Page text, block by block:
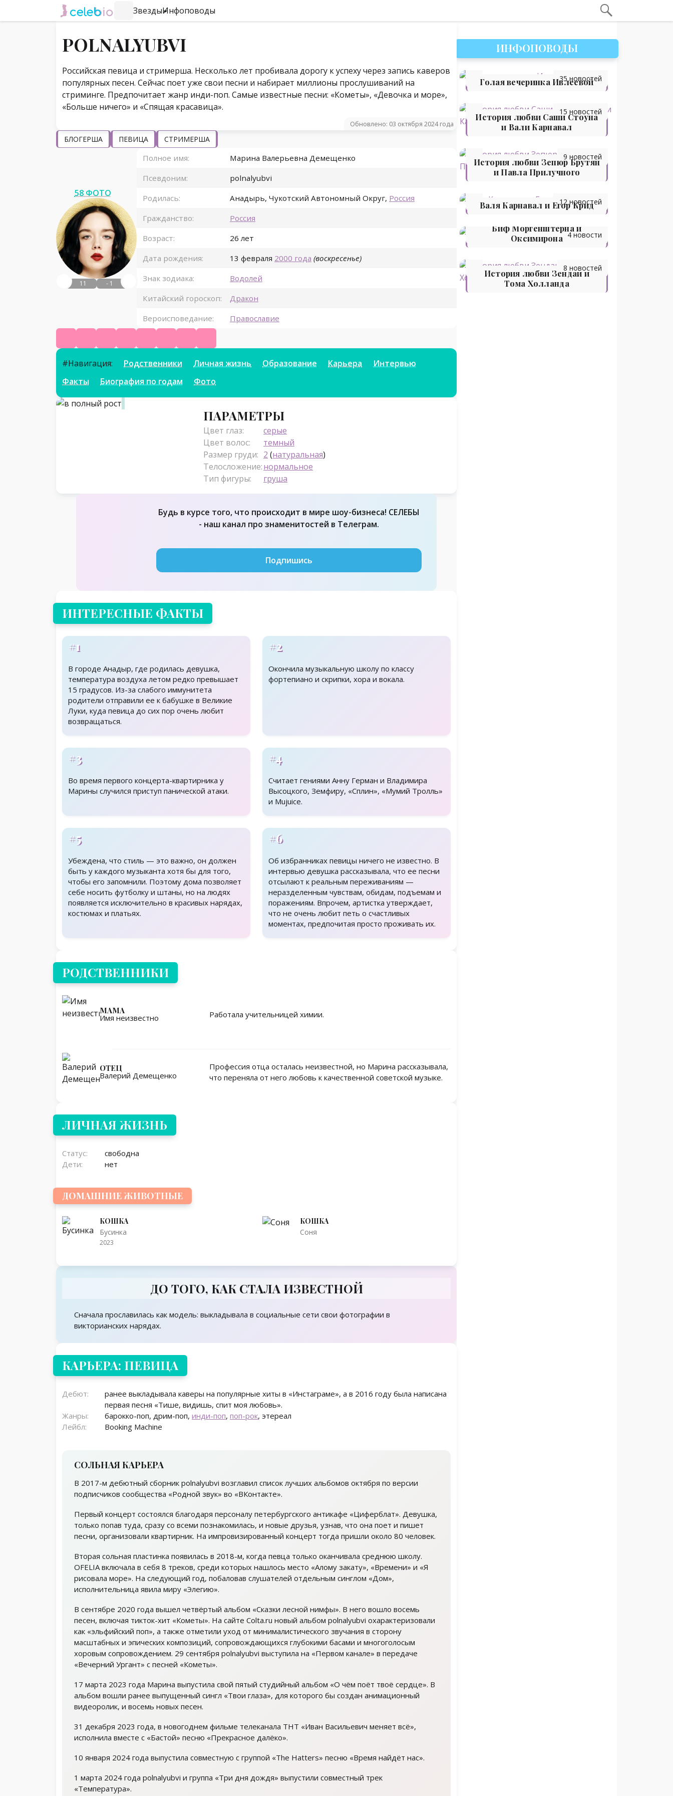
#Навигация по странице
ЗвездыИнфоповоды
POLNALYUBVI
Российская певица и стримерша. Несколько лет пробивала дорогу к успеху через запись каверов
популярных песен. Сейчас поет уже свои песни и набирает миллионы прослушиваний на
стриминге. Предпочитает жанр инди-поп. Самые известные песни: «Кометы», «Девочка и море»,
«Больше ничего» и «Спящая красавица».
Обновлено: 03 октября 2024 года
БЛОГЕРША ПЕВИЦА СТРИМЕРША
58 ФОТО
11 - 1
Полное имя:
Марина Валерьевна Демещенко
Псевдоним:
polnalyubvi
Родилась:
Анадырь, Чукотский Автономный Округ, Россия
Гражданство:
Россия
Возраст:
26 лет
Дата рождения:
13 февраля 2000 года (воскресенье)
Знак зодиака:
Водолей
Китайский гороскоп:
Дракон
Вероисповедание:
Православие
#Навигация: Родственники Личная жизнь Образование Карьера
Интервью
Факты
Биография по годам Фото
Параметры
ПАРАМЕТРЫ
Цвет глаз:
серые
Цвет волос:
темный
Размер груди: 2 (натуральная)
Телосложение:нормальное
Тип фигуры:
груша
Будь в курсе того, что происходит в мире шоу-бизнеса! СЕЛЕБЫ
- наш канал про знаменитостей в Телеграм.
Подпишись
ИНТЕРЕСНЫЕ ФАКТЫ
#1
В городе Анадыр, где родилась девушка,
температура воздуха летом редко превышает
15 градусов. Из-за слабого иммунитета
родители отправили ее к бабушке в Великие
Луки, куда певица до сих пор очень любит
возвращаться.
#2
Окончила музыкальную школу по классу
фортепиано и скрипки, хора и вокала.
#3
Во время первого концерта-квартирника у
Марины случился приступ панической атаки.
#4
Считает гениями Анну Герман и Владимира
Высоцкого, Земфиру, «Сплин», «Мумий Тролль»
и Mujuice.
#5
Убеждена, что стиль — это важно, он должен
быть у каждого музыканта хотя бы для того,
чтобы его запомнили. Поэтому дома позволяет
себе носить футболку и штаны, но на людях
появляется исключительно в красивых нарядах,
костюмах и платьях.
#6
Об избранниках певицы ничего не известно. В
интервью девушка рассказывала, что ее песни
отсылают к реальным переживаниям —
неразделенным чувствам, обидам, подъемам и
поражениям. Впрочем, артистка утверждает,
что не очень любит петь о счастливых
моментах, предпочитая просто проживать их.
Родственники
РОДСТВЕННИКИ
МАМА
Имя неизвестно Работала учительницей химии.
ОТЕЦ
Валерий Демещенко
Профессия отца осталась неизвестной, но Марина рассказывала,
что переняла от него любовь к качественной советской музыке.
ЛИЧНАЯ ЖИЗНЬ
Статус:
свободна
Дети:
нет
ДОМАШНИЕ ЖИВОТНЫЕ
КОШКА
Бусинка
2023
КОШКА
Соня
ДО ТОГО, КАК СТАЛА ИЗВЕСТНОЙ
Сначала прославилась как модель: выкладывала в социальные сети свои фотографии в
викторианских нарядах.
КАРЬЕРА: ПЕВИЦА
Дебют:
ранее выкладывала каверы на популярные хиты в «Инстаграме», а в 2016 году была написана
первая песня «Тише, видишь, спит моя любовь».
Жанры:
барокко-поп, дрим-поп, инди-поп, поп-рок, этереал
Лейбл:
Booking Machine
СОЛЬНАЯ КАРЬЕРА
В 2017-м дебютный сборник polnalyubvi возглавил список лучших альбомов октября по версии
подписчиков сообщества «Родной звук» во «ВКонтакте».
Первый концерт состоялся благодаря персоналу петербургского антикафе «Циферблат». Девушка,
только попав туда, сразу со всеми познакомилась, и новые друзья, узнав, что она поет и пишет
песни, организовали квартирник. На импровизированный концерт тогда пришли около 80 человек.
Вторая сольная пластинка появилась в 2018-м, когда певца только оканчивала среднюю школу.
OFELIA включала в себя 8 треков, среди которых нашлось место «Алому закату», «Времени» и «Я
рисовала море». На следующий год, побаловав слушателей отдельным синглом «Дом»,
исполнительница явила миру «Элегию».
В сентябре 2020 года вышел четвёртый альбом «Сказки лесной нимфы». В него вошло восемь
песен, включая тикток-хит «Кометы». На сайте Colta.ru новый альбом polnalyubvi охарактеризовали
как «эльфийский поп», а также отметили уход от минималистического звучания в сторону
масштабных и эпических композиций, сопровождающихся глубокими басами и многоголосым
хоровым сопровождением. 29 сентября polnalyubvi выступила на «Первом канале» в передаче
«Вечерний Ургант» с песней «Кометы».
17 марта 2023 года Марина выпустила свой пятый студийный альбом «О чём поёт твоё сердце». В
альбом вошли ранее выпущенный сингл «Твои глаза», для которого бы создан анимационный
видеоролик, и восемь новых песен.
31 декабря 2023 года, в новогоднем фильме телеканала ТНТ «Иван Васильевич меняет всё»,
исполнила вместе с «Бастой» песню «Прекрасное далёко».
10 января 2024 года выпустила совместную с группой «The Hatters» песню «Время найдёт нас».
1 марта 2024 года polnalyubvi и группа «Три дня дождя» выпустили совместный трек
«Температура».
ИНФОПОВОДЫ
Голая вечеринка Ивлеевой
35 новостей
История любви Саши Стоуна
и Вали Карнавал
15 новостей
История любви Зепюр Брутян
и Павла Прилучного
9 новостей
Валя Карнавал и Егор Крид
12 новостей
Биф Моргенштерна и
Оксимирона 4 новости
История любви Зендаи и
Тома Холланда
8 новостей